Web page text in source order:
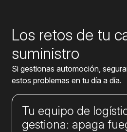
Los retos de tu
suministro
Si gestionas automoción,
estos problemas en tu día a día.
Tu equipo de
gestiona: apaga